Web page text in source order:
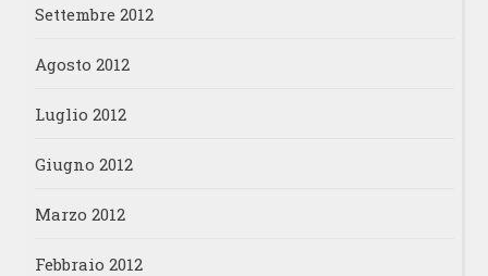
Settembre 2012
Agosto 2012
Luglio 2012
Giugno 2012
Marzo 2012
Febbraio 2012